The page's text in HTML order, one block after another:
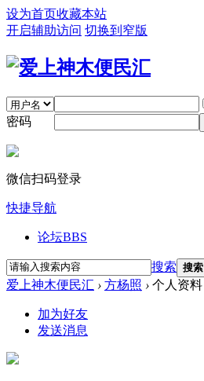
设为首页收藏本站
开启辅助访问 切换到窄版
密码
微信扫码登录
快捷导航
论坛BBS
搜索 搜索
爱上神木便民汇 › 方杨照 › 个人资料
加为好友
发送消息